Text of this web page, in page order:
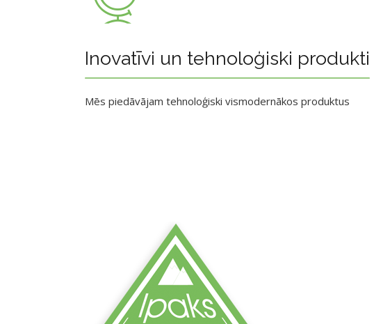
Inovatīvi un tehnoloģiski produkti
Mēs piedāvājam tehnoloģiski vismodernākos produktus